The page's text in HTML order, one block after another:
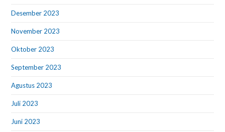
Desember 2023
November 2023
Oktober 2023
September 2023
Agustus 2023
Juli 2023
Juni 2023